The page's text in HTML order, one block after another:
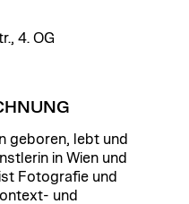
4. OG
geboren, lebt und
in Wien und
Fotografie und
und